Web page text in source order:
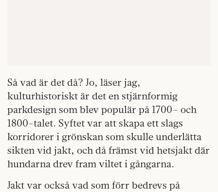
Så vad är det då? Jo, läser jag,
kulturhistoriskt är det en stjärnformig
parkdesign som blev populär på 1700– och
1800-talet. Syftet var att skapa ett slags
korridorer i grönskan som skulle underlätta
sikten vid jakt, och då främst vid hetsjakt där
hundarna drev fram viltet i gångarna.
Jakt var också vad som förr bedrevs på